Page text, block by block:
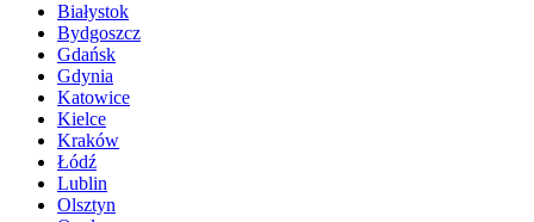
Białystok
Bydgoszcz
Gdańsk
Gdynia
Katowice
Kielce
Kraków
Łódź
Lublin
Olsztyn